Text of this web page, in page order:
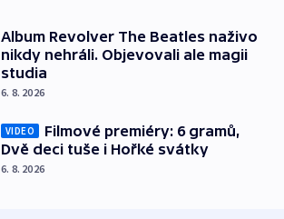
Album Revolver The Beatles naživo
nikdy nehráli. Objevovali ale magii
studia
6. 8. 2026
VIDEO
Filmové premiéry: 6 gramů,
Dvě deci tuše i Hořké svátky
6. 8. 2026